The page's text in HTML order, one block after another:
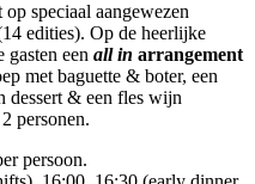
speciaal aangewezen
edities). Op de heerlijke
een all in arrangement
met baguette & boter, een
dessert & een fles wijn
personen.
persoon.